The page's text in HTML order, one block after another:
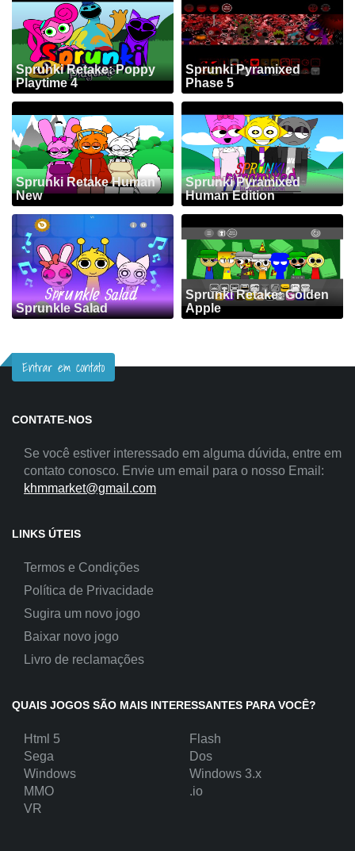
Sprunki Retake: Poppy
Playtime 4
Sprunki Pyramixed
Phase 5
Sprunki Retake Human
New
Sprunki Pyramixed
Human Edition
Sprunkle Salad
Sprunki Retake: Golden
Apple
Entrar em contato
CONTATE-NOS
Se você estiver interessado em alguma dúvida, entre em
contato conosco. Envie um email para o nosso Email:
khmmarket@gmail.com
LINKS ÚTEIS
Termos e Condições
Política de Privacidade
Sugira um novo jogo
Baixar novo jogo
Livro de reclamações
QUAIS JOGOS SÃO MAIS INTERESSANTES PARA VOCÊ?
Html 5
Flash
Sega
Dos
Windows
Windows 3.x
MMO
.io
VR